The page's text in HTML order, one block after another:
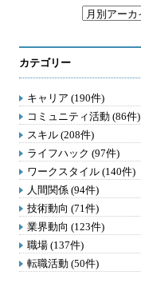
カテゴリー
キャリア (190件)
コミュニティ活動 (86件)
スキル (208件)
ライフハック (97件)
ワークスタイル (140件)
人間関係 (94件)
技術動向 (71件)
業界動向 (123件)
職場 (137件)
転職活動 (50件)